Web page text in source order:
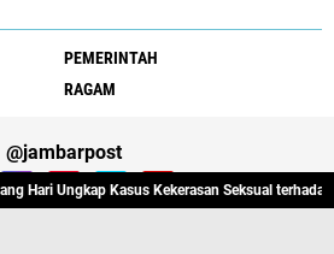
PEMERINTAH
RAGAM
@jambarpost
Kasus Kekerasan Seksual terhadap Dua